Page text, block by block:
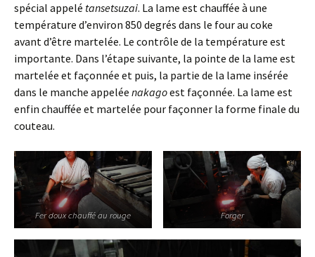
spécial appelé tansetsuzai. La lame est chauffée à une
température d’environ 850 degrés dans le four au coke
avant d’être martelée. Le contrôle de la température est
importante. Dans l’étape suivante, la pointe de la lame est
martelée et façonnée et puis, la partie de la lame insérée
dans le manche appelée nakagoest façonnée. La lame est
enfin chauffée et martelée pour façonner la forme finale du
couteau.
Fer doux chauffé au rouge Forger